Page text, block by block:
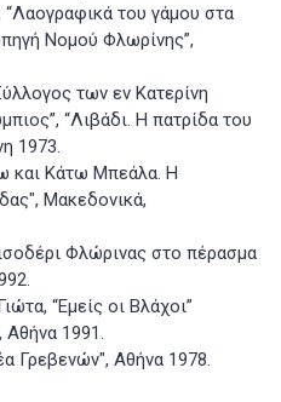
“Λαογραφικά του γάμου στα
Νομού Φλωρίνης”,
των εν Κατερίνη
“Λιβάδι. Η πατρίδα του
1973.
και Κάτω Μπεάλα. Η
Μακεδονικά,
Φλώρινας στο πέρασμα
“Εμείς οι Βλάχοι”
Αθήνα 1991.
Γρεβενών", Αθήνα 1978.